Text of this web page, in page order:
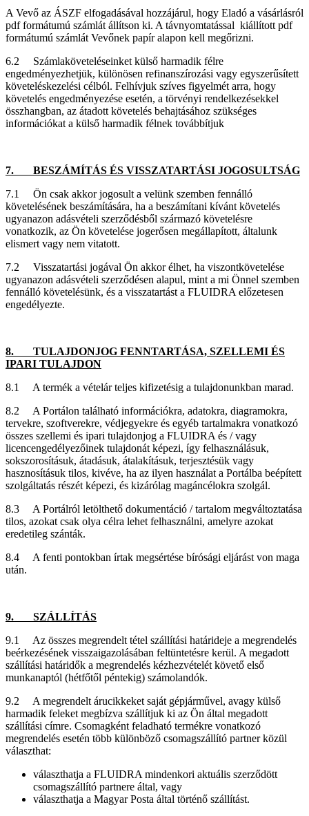
A Vevő az ÁSZF elfogadásával hozzájárul, hogy Eladó a vásárlásról
pdf formátumú számlát állítson ki. A távnyomtatással kiállított pdf
formátumú számlát Vevőnek papír alapon kell megőrizni.
6.2 Számlaköveteléseinket külső harmadik félre
engedményezhetjük, különösen refinanszírozási vagy egyszerűsített
követeléskezelési célból. Felhívjuk szíves figyelmét arra, hogy
követelés engedményezése esetén, a törvényi rendelkezésekkel
összhangban, az átadott követelés behajtásához szükséges
információkat a külső harmadik félnek továbbítjuk
7. BESZÁMÍTÁS ÉS VISSZATARTÁSI JOGOSULTSÁG
7.1 Ön csak akkor jogosult a velünk szemben fennálló
követelésének beszámítására, ha a beszámítani kívánt követelés
ugyanazon adásvételi szerződésből származó követelésre
vonatkozik, az Ön követelése jogerősen megállapított, általunk
elismert vagy nem vitatott.
7.2 Visszatartási jogával Ön akkor élhet, ha viszontkövetelése
ugyanazon adásvételi szerződésen alapul, mint a mi Önnel szemben
fennálló követelésünk, és a visszatartást a FLUIDRA előzetesen
engedélyezte.
8. TULAJDONJOG FENNTARTÁSA, SZELLEMI ÉS
IPARI TULAJDON
8.1 A termék a vételár teljes kifizetésig a tulajdonunkban marad.
8.2 A Portálon található információkra, adatokra, diagramokra,
tervekre, szoftverekre, védjegyekre és egyéb tartalmakra vonatkozó
összes szellemi és ipari tulajdonjog a FLUIDRA és / vagy
licencengedélyezőinek tulajdonát képezi, így felhasználásuk,
sokszorosításuk, átadásuk, átalakításuk, terjesztésük vagy
hasznosításuk tilos, kivéve, ha az ilyen használat a Portálba beépített
szolgáltatás részét képezi, és kizárólag magáncélokra szolgál.
8.3 A Portálról letölthető dokumentáció / tartalom megváltoztatása
tilos, azokat csak olya célra lehet felhasználni, amelyre azokat
eredetileg szánták.
8.4 A fenti pontokban írtak megsértése bírósági eljárást von maga
után.
9. SZÁLLÍTÁS
9.1 Az összes megrendelt tétel szállítási határideje a megrendelés
beérkezésének visszaigazolásában feltüntetésre kerül. A megadott
szállítási határidők a megrendelés kézhezvételét követő első
munkanaptól (hétfőtől péntekig) számolandók.
9.2 A megrendelt árucikkeket saját gépjárművel, avagy külső
harmadik feleket megbízva szállítjuk ki az Ön által megadott
szállítási címre. Csomagként feladható termékre vonatkozó
megrendelés esetén több különböző csomagszállító partner közül
választhat:
választhatja a FLUIDRA mindenkori aktuális szerződött
csomagszállító partnere által, vagy
választhatja a Magyar Posta által történő szállítást.